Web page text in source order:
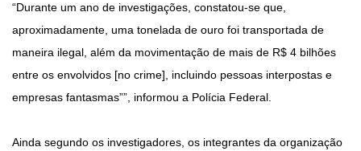
“Durante um ano de investigações, constatou-se que,
aproximadamente, uma tonelada de ouro foi transportada de
maneira ilegal, além da movimentação de mais de R$ 4 bilhões
entre os envolvidos [no crime], incluindo pessoas interpostas e
empresas fantasmas””, informou a Polícia Federal.
Ainda segundo os investigadores, os integrantes da organização